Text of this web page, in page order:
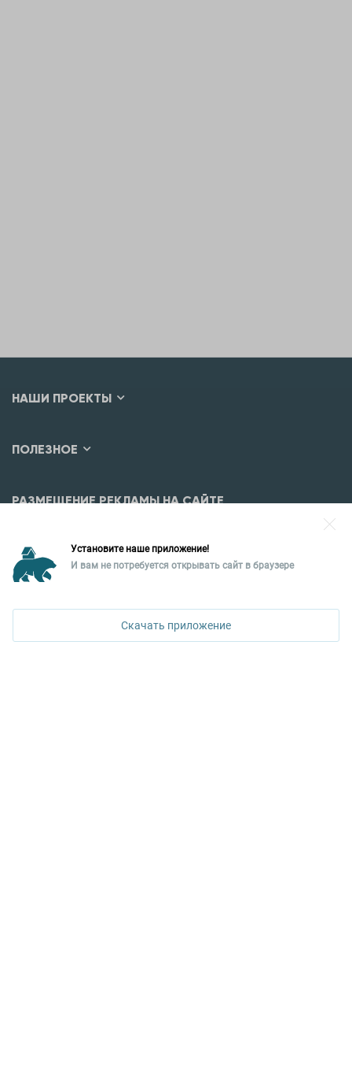
НАШИ ПРОЕКТЫ
ПОЛЕЗНОЕ
РАЗМЕЩЕНИЕ РЕКЛАМЫ НА САЙТЕ
Уральская палата недвижимости
ул. Горького, 65, 0 подъезд, 3 этаж
Установите наше приложение!
И вам не потребуется открывать сайт в браузере
Скачать приложение